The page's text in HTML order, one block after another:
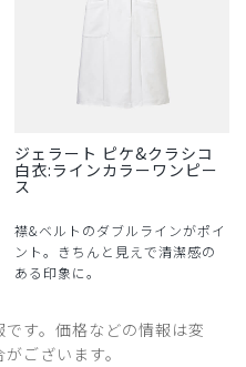
ジェラート ピケ&クラシコ
白衣:ラインカラーワンピー
ス
襟&ベルトのダブルラインがポイ
ント。きちんと見えで清潔感の
ある印象に。
す。価格などの情報は変
ございます。